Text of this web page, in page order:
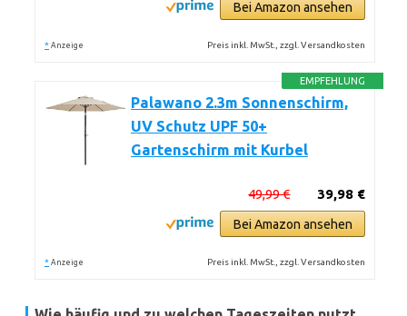
Bei Amazon ansehen
* Anzeige Preis inkl. MwSt., zzgl. Versandkosten
EMPFEHLUNG
Palawano 2.3m Sonnenschirm,
UV Schutz UPF 50+
Gartenschirm mit Kurbel
39,98 €
49,99 €
Bei Amazon ansehen
* Anzeige Preis inkl. MwSt., zzgl. Versandkosten